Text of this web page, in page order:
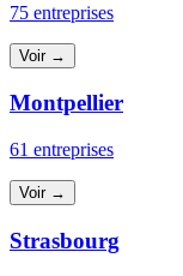
75 entreprises
Voir →
Montpellier
61 entreprises
Voir →
Strasbourg